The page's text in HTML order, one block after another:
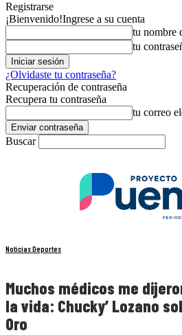
Registrarse
¡Bienvenido!Ingrese a su cuenta
tu nombre
tu
¿Olvidaste tu contraseña?
Recuperación de contraseña
Recupera tu contraseña
tu correo
Buscar
Noticias Deportes
Muchos médicos me
la vida: Chucky’ Lozano
Oro